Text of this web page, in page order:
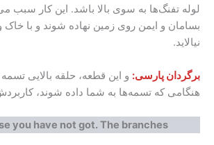
لوله تفنگ‌ها به سوی بالا باشد. این کار سبب
بسامان و ایمن روی زمین نهاده شوند و با خاک
نیالاید.
برگردان پارسی: و این قطعه، حلقه بالایی
هنگامی که تسمه‌ها به شما داده شوند،
you have not got. The branches